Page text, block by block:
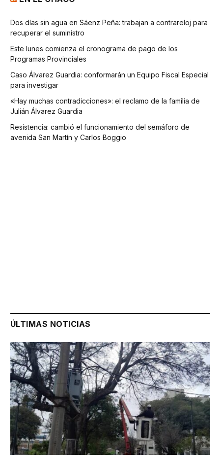
Dos días sin agua en Sáenz Peña: trabajan a contrareloj para
recuperar el suministro
Este lunes comienza el cronograma de pago de los
Programas Provinciales
Caso Álvarez Guardia: conformarán un Equipo Fiscal Especial
para investigar
«Hay muchas contradicciones»: el reclamo de la familia de
Julián Álvarez Guardia
Resistencia: cambió el funcionamiento del semáforo de
avenida San Martín y Carlos Boggio
ÚLTIMAS NOTICIAS